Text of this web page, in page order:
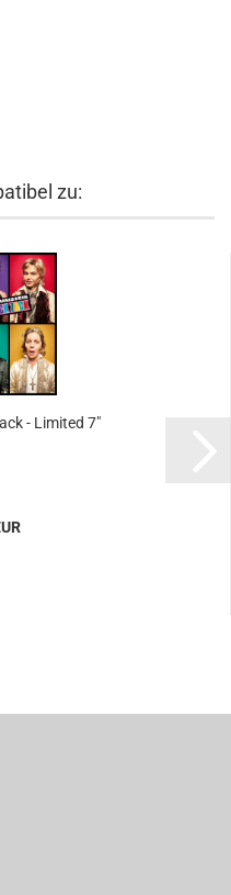
zu:
- Limited 7"